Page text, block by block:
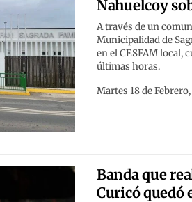
Nahuelcoy
A través de un
Municipalidad de
en el CESFAM local,
últimas horas.
Martes 18 de
Banda que
Curicó